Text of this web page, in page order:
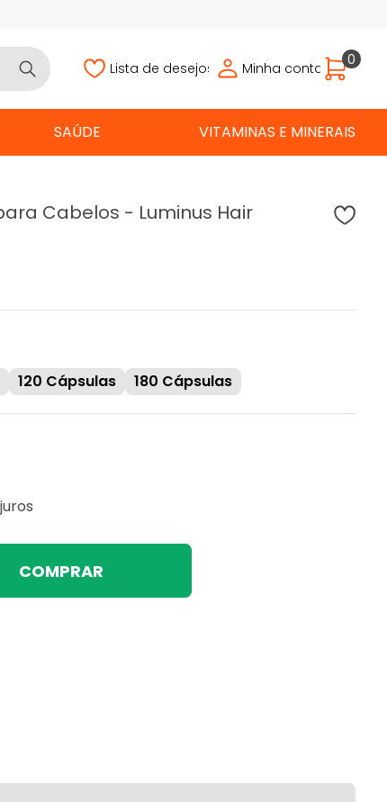
Lista de desejos Minha conta 0
SAÚDE VITAMINAS E MINERAIS
Cabelos - Luminus Hair
120 Cápsulas 180 Cápsulas
COMPRAR